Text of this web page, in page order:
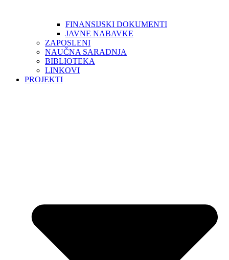
FINANSIJSKI DOKUMENTI
JAVNE NABAVKE
ZAPOSLENI
NAUČNA SARADNJA
BIBLIOTEKA
LINKOVI
PROJEKTI